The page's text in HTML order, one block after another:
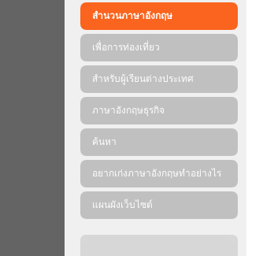
สำนวนภาษาอังกฤษ
เพื่อการท่องเที่ยว
สำหรับผู้เรียนต่างประเทศ
ภาษาอังกฤษธุรกิจ
ค้นหา
อยากเก่งภาษาอังกฤษทำอย่างไร
แผนผังเว็บไซต์